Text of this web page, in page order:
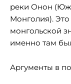
реки Онон
Монголия).
монгольской
именно там
Аргументы в